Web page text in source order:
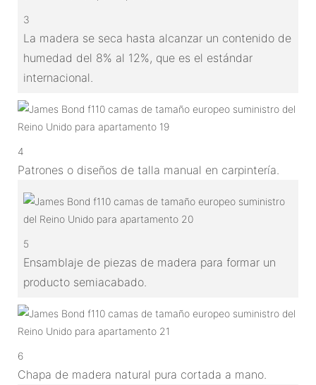
3
La madera se seca hasta alcanzar un contenido de
humedad del 8% al 12%, que es el estándar
internacional.
4
Patrones o diseños de talla manual en carpintería.
5
Ensamblaje de piezas de madera para formar un
producto semiacabado.
6
Chapa de madera natural pura cortada a mano.